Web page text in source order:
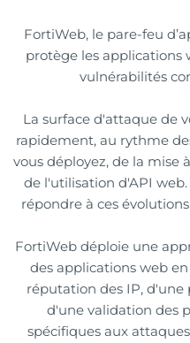
FortiWeb, le pare-feu
protège les applications
vulnérabilités
La surface d'attaque de
rapidement, au rythme
vous déployez, de la mise
de l'utilisation d'API
répondre à ces
FortiWeb déploie une
des applications web
réputation des IP, d'une
d'une validation des
spécifiques aux